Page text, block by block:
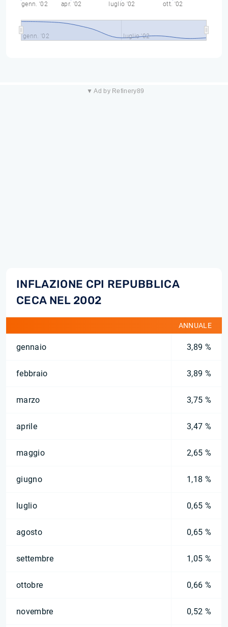
genn. '02 apr. '02 luglio '02 ott. '02
genn. '02 luglio '02
▼ Ad by Refinery89
INFLAZIONE CPI REPUBBLICA
CECA NEL 2002
ANNUALE
gennaio 3,89 %
febbraio 3,89 %
marzo 3,75 %
aprile 3,47 %
maggio 2,65 %
giugno 1,18 %
luglio 0,65 %
agosto 0,65 %
settembre 1,05 %
ottobre 0,66 %
novembre 0,52 %